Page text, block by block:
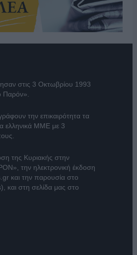
στις 3 Οκτωβρίου 1993
Παρόν».
την επικαιρότητα τα
ελληνικά ΜΜΕ με 3
της Κυριακής στην
, την ηλεκτρονική έκδοση
και την παρουσία στο
, και στη σελίδα μας στο